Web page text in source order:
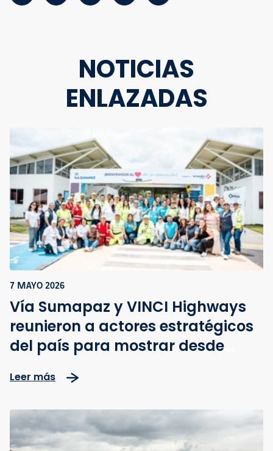
NOTICIAS
ENLAZADAS
7 MAYO 2026
Vía Sumapaz y VINCI Highways
reunieron a actores estratégicos
del país para mostrar desde
vial Bogotá–Girardot
Leer más